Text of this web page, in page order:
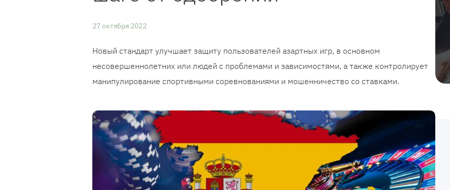
27 октября 2022
Новый стандарт улучшает защиту пользователей азартных игр, в основном
несовершеннолетних или людей с проблемами и зависимостями, а также контролирует
манипулирование спортивными соревнованиями и мошенничество со ставками.